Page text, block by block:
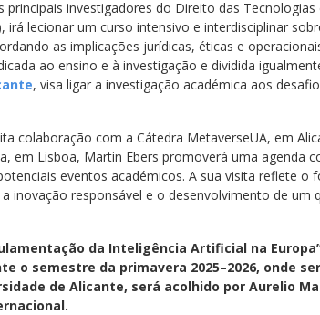
principais investigadores do Direito das
irá lecionar um curso intensivo e interdisciplinar
as implicações jurídicas, éticas e
ao ensino e à investigação e dividida
, visa ligar a investigação académica aos
colaboração com a Cátedra MetaverseUA, em
em Lisboa, Martin Ebers promoverá uma agenda
eventos académicos. A sua visita reflete o
inovação responsável e o desenvolvimento de um
da Inteligência Artificial na
o semestre da primavera 2025–2026, onde
de Alicante, será acolhido por Aurelio